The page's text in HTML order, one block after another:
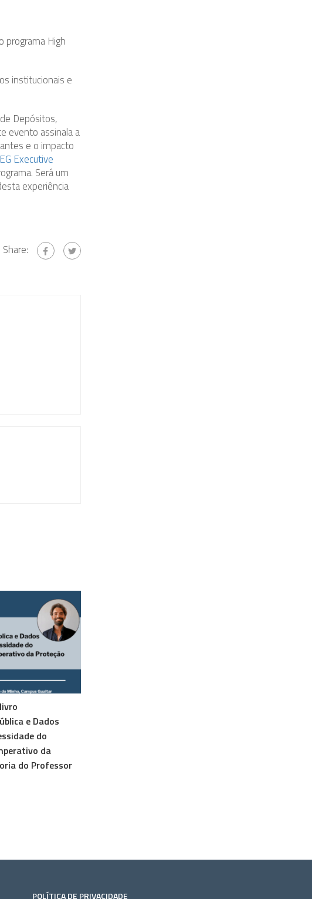
programa High
institucionais e
Depósitos,
evento assinala a
e o impacto
Executive
Será um
experiência
Share:
e Dados
do
da
do Professor
POLÍTICA DE PRIVACIDADE